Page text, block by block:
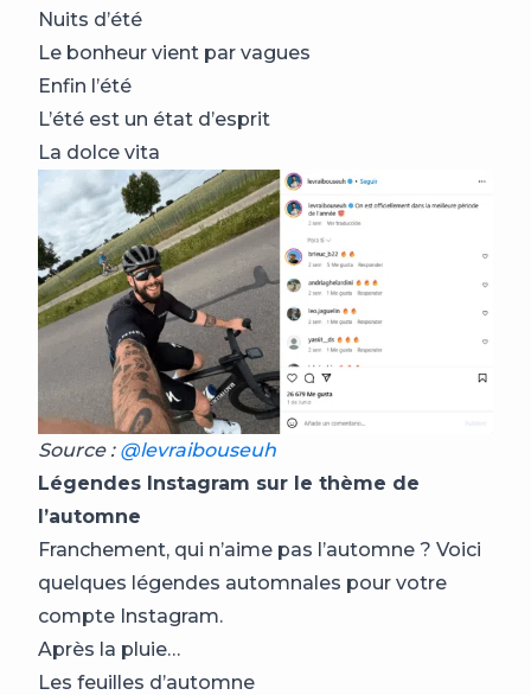
Nuits d’été
Le bonheur vient par vagues
Enfin l’été
L’été est un état d’esprit
La dolce vita
Source : @levraibouseuh
Légendes Instagram sur le thème de
l’automne
Franchement, qui n’aime pas l’automne ? Voici
quelques légendes automnales pour votre
compte Instagram.
Après la pluie…
Les feuilles d’automne